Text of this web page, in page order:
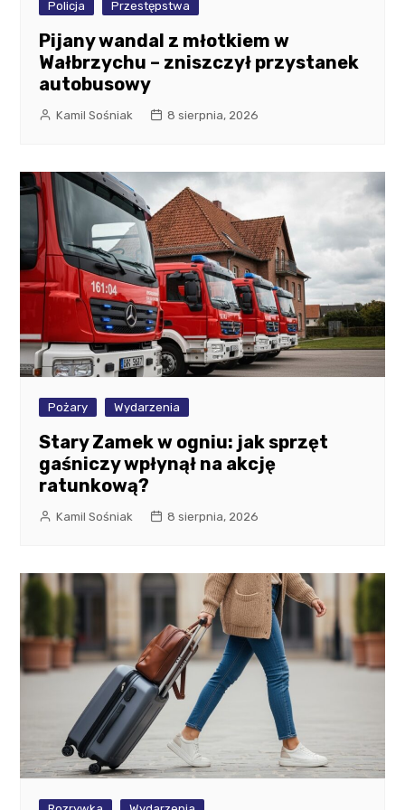
Policja Przestępstwa
Pijany wandal z młotkiem w
Wałbrzychu – zniszczył przystanek
autobusowy
Kamil Sośniak 8 sierpnia, 2026
Pożary Wydarzenia
Stary Zamek w ogniu: jak sprzęt
gaśniczy wpłynął na akcję
ratunkową?
Kamil Sośniak 8 sierpnia, 2026